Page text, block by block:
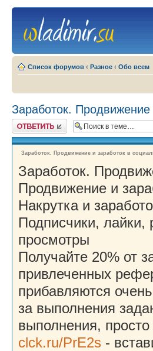
Список форумов ‹ Разное ‹ Обо всем
Заработок. Продвижение
Ответить
Заработок. Продвижение и заработок в
Заработок.
Продвижение и
Накрутка и
Подписчики,
просмотры
Получайте 20% от
привлеченных
прибавляются
за выполнения
выполнения,
clck.ru/PrE2s -